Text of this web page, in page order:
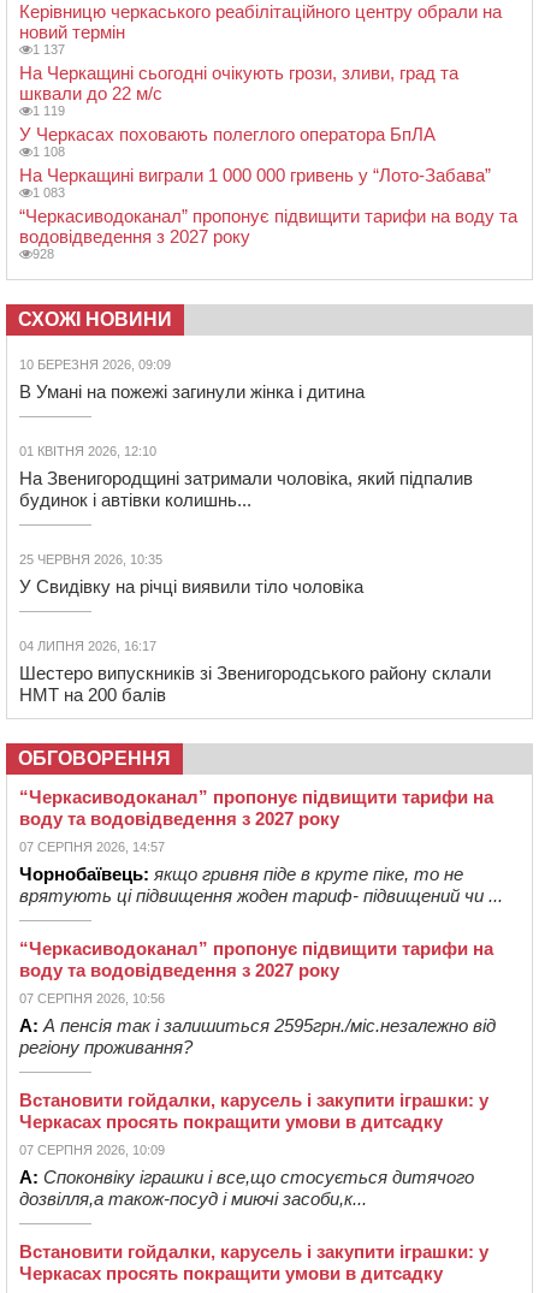
Керівницю черкаського реабілітаційного центру обрали на
новий термін
1 137
На Черкащині сьогодні очікують грози, зливи, град та
шквали до 22 м/с
1 119
У Черкасах поховають полеглого оператора БпЛА
1 108
На Черкащині виграли 1 000 000 гривень у “Лото-Забава”
1 083
“Черкасиводоканал” пропонує підвищити тарифи на воду та
водовідведення з 2027 року
928
СХОЖІ НОВИНИ
10 БЕРЕЗНЯ 2026, 09:09
В Умані на пожежі загинули жінка і дитина
01 КВІТНЯ 2026, 12:10
На Звенигородщині затримали чоловіка, який підпалив
будинок і автівки колишнь...
25 ЧЕРВНЯ 2026, 10:35
У Свидівку на річці виявили тіло чоловіка
04 ЛИПНЯ 2026, 16:17
Шестеро випускників зі Звенигородського району склали
НМТ на 200 балів
ОБГОВОРЕННЯ
“Черкасиводоканал” пропонує підвищити тарифи на
воду та водовідведення з 2027 року
07 СЕРПНЯ 2026, 14:57
Чорнобаївець: якщо гривня піде в круте піке, то не
врятують ці підвищення жоден тариф- підвищений чи ...
“Черкасиводоканал” пропонує підвищити тарифи на
воду та водовідведення з 2027 року
07 СЕРПНЯ 2026, 10:56
А: А пенсія так і залишиться 2595грн./міс.незалежно від
регіону проживання?
Встановити гойдалки, карусель і закупити іграшки: у
Черкасах просять покращити умови в дитсадку
07 СЕРПНЯ 2026, 10:09
А: Споконвіку іграшки і все,що стосується дитячого
дозвілля,а також-посуд і миючі засоби,к...
Встановити гойдалки, карусель і закупити іграшки: у
Черкасах просять покращити умови в дитсадку